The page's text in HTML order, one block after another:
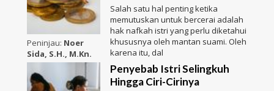
Peninjau: Noer
Sida, S.H., M.Kn.
Salah satu hal penting ketika
memutuskan untuk bercerai adalah
hak nafkah istri yang perlu diketahui
khususnya oleh mantan suami. Oleh
karena itu, dal
Penyebab Istri Selingkuh
Hingga Ciri-Cirinya